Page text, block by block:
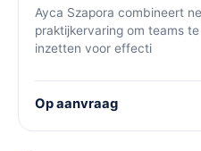
Ayca Szapora combineert
praktijkervaring om teams
inzetten voor effecti
Op aanvraag